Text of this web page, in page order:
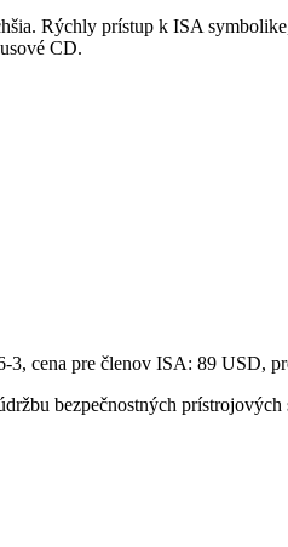
Rýchly prístup k ISA
CD.
cena pre členov ISA: 89 USD,
bezpečnostných